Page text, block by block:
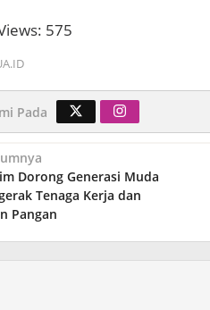
575
Pada
Dorong Generasi Muda
Tenaga Kerja dan
Pangan